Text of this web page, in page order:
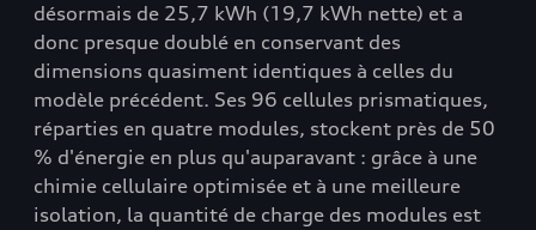
désormais de 25,7 kWh (19,7 kWh nette) et a
donc presque doublé en conservant des
dimensions quasiment identiques à celles du
modèle précédent. Ses 96 cellules prismatiques,
réparties en quatre modules, stockent près de 50
% d'énergie en plus qu'auparavant : grâce à une
chimie cellulaire optimisée et à une meilleure
isolation, la quantité de charge des modules est